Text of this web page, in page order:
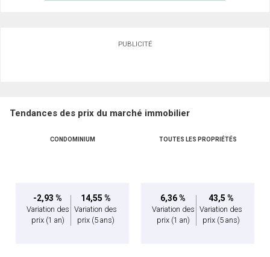
PUBLICITÉ
Tendances des prix du marché immobilier
CONDOMINIUM
-2,93 %
Variation des
prix (1 an)
14,55 %
Variation des
prix (5 ans)
TOUTES LES PROPRIÉTÉS
6,36 %
Variation des
prix (1 an)
43,5 %
Variation des
prix (5 ans)